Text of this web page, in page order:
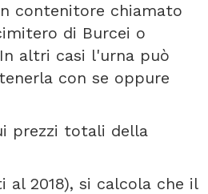
contenitore chiamato
di Burcei o
altri casi l'urna può
con se oppure
prezzi totali della
al 2018), si calcola che il